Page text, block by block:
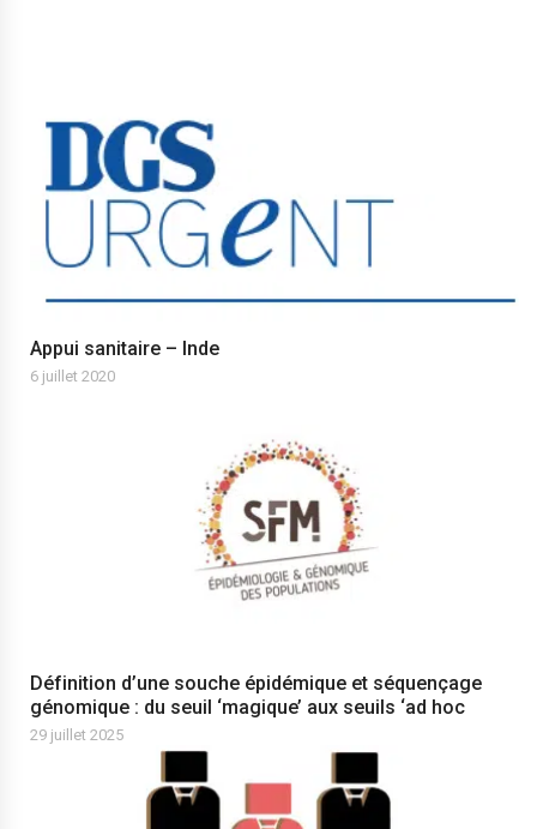
Appui sanitaire – Inde
6 juillet 2020
Définition d’une souche épidémique et séquençage
génomique : du seuil ‘magique’ aux seuils ‘ad hoc
29 juillet 2025